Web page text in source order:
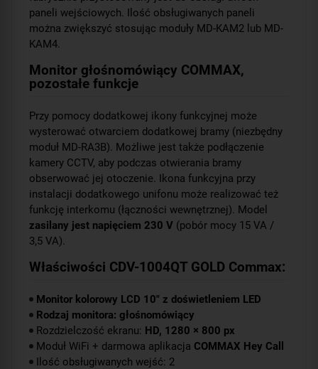
paneli wejściowych. Ilość obsługiwanych paneli
można zwiększyć stosując moduły MD-KAM2 lub MD-
KAM4.
Monitor głośnomówiący COMMAX,
pozostałe funkcje
Przy pomocy dodatkowej ikony funkcyjnej może
wysterować otwarciem dodatkowej bramy (niezbędny
moduł MD-RA3B). Możliwe jest także podłączenie
kamery CCTV, aby podczas otwierania bramy
obserwować jej otoczenie. Ikona funkcyjna przy
instalacji dodatkowego unifonu może realizować też
funkcję interkomu (łączności wewnętrznej). Model
zasilany jest napięciem 230 V (pobór mocy 15 VA /
3,5 VA).
Właściwości CDV-1004QT GOLD Commax:
Monitor kolorowy LCD 10" z doświetleniem LED
Rodzaj monitora: głośnomówiący
Rozdzielczość ekranu: HD, 1280 × 800 px
Moduł WiFi + darmowa aplikacja COMMAX Hey Call
Ilość obsługiwanych wejść: 2